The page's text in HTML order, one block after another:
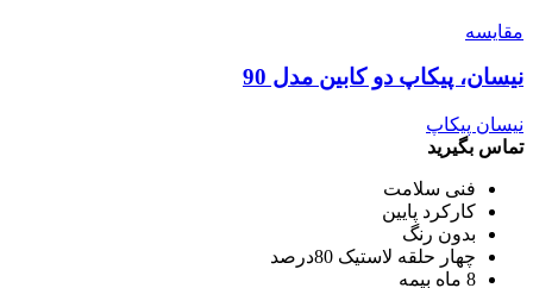
مقایسه
نیسان، پیکاپ دو کابین مدل 90
نیسان پیکاپ
تماس بگیرید
فنی سلامت
کارکرد پایین
بدون رنگ
چهار حلقه لاستیک 80درصد
8 ماه بیمه